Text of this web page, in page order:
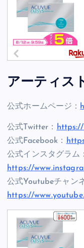
アーティス
公式ホームページ：
公式Twitter：
公式Facebook：
公式インスタグラム：
https://
公式Youtubeチャン
https://